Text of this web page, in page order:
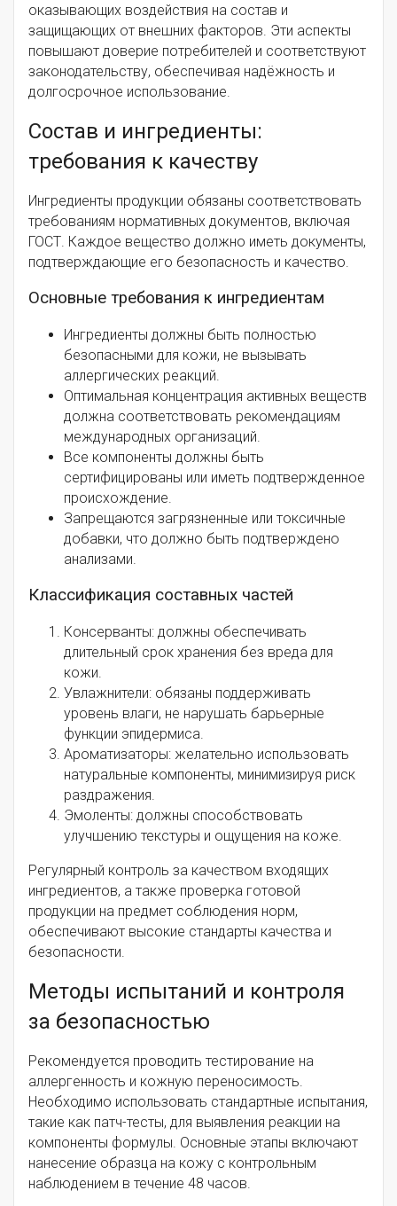
оказывающих воздействия на состав и
защищающих от внешних факторов. Эти аспекты
повышают доверие потребителей и соответствуют
законодательству, обеспечивая надёжность и
долгосрочное использование.
Состав и ингредиенты:
требования к качеству
Ингредиенты продукции обязаны соответствовать
требованиям нормативных документов, включая
ГОСТ. Каждое вещество должно иметь документы,
подтверждающие его безопасность и качество.
Основные требования к ингредиентам
Ингредиенты должны быть полностью
безопасными для кожи, не вызывать
аллергических реакций.
Оптимальная концентрация активных веществ
должна соответствовать рекомендациям
международных организаций.
Все компоненты должны быть
сертифицированы или иметь подтвержденное
происхождение.
Запрещаются загрязненные или токсичные
добавки, что должно быть подтверждено
анализами.
Классификация составных частей
Консерванты: должны обеспечивать
длительный срок хранения без вреда для
кожи.
Увлажнители: обязаны поддерживать
уровень влаги, не нарушать барьерные
функции эпидермиса.
Ароматизаторы: желательно использовать
натуральные компоненты, минимизируя риск
раздражения.
Эмоленты: должны способствовать
улучшению текстуры и ощущения на коже.
Регулярный контроль за качеством входящих
ингредиентов, а также проверка готовой
продукции на предмет соблюдения норм,
обеспечивают высокие стандарты качества и
безопасности.
Методы испытаний и контроля
за безопасностью
Рекомендуется проводить тестирование на
аллергенность и кожную переносимость.
Необходимо использовать стандартные испытания,
такие как патч-тесты, для выявления реакции на
компоненты формулы. Основные этапы включают
нанесение образца на кожу с контрольным
наблюдением в течение 48 часов.